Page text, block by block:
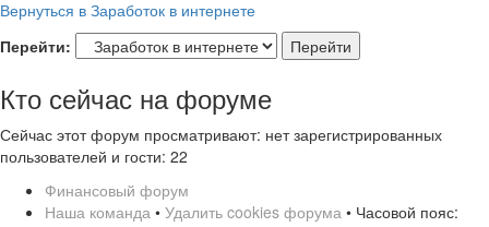
Вернуться в Заработок в интернете
Перейти:
Кто сейчас на форуме
Сейчас этот форум просматривают: нет зарегистрированных
пользователей и гости: 22
Финансовый форум
Наша команда • Удалить cookies форума • Часовой пояс: